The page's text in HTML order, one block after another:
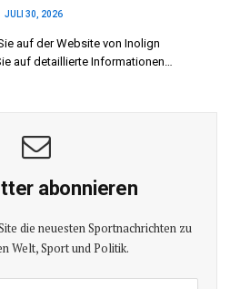
JULI 30, 2026
auf der Website von Inolign
auf detaillierte Informationen…
abonnieren
die neuesten Sportnachrichten zu
Welt, Sport und Politik.